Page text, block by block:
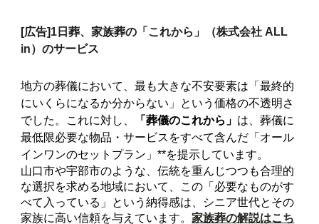
[広告]1日葬、家族葬の「これから」（株式会社 ALL
in）のサービス
地方の葬儀において、最も大きな不安要素は「最終的
にいくらになるか分からない」という価格の不透明さ
でした。これに対し、
「葬儀のこれから」 は、葬儀に
最低限必要な物品・サービスをすべて含んだ「オール
インワンのセットプラン」**を提示しています。
山口市や宇部市のような、伝統を重んじつつも合理的
な選択を求める地域において、この「必要なものがす
べて入っている」という納得感は、シニア世代とその
家族に高い信頼を与えています。家族葬の解説はこち